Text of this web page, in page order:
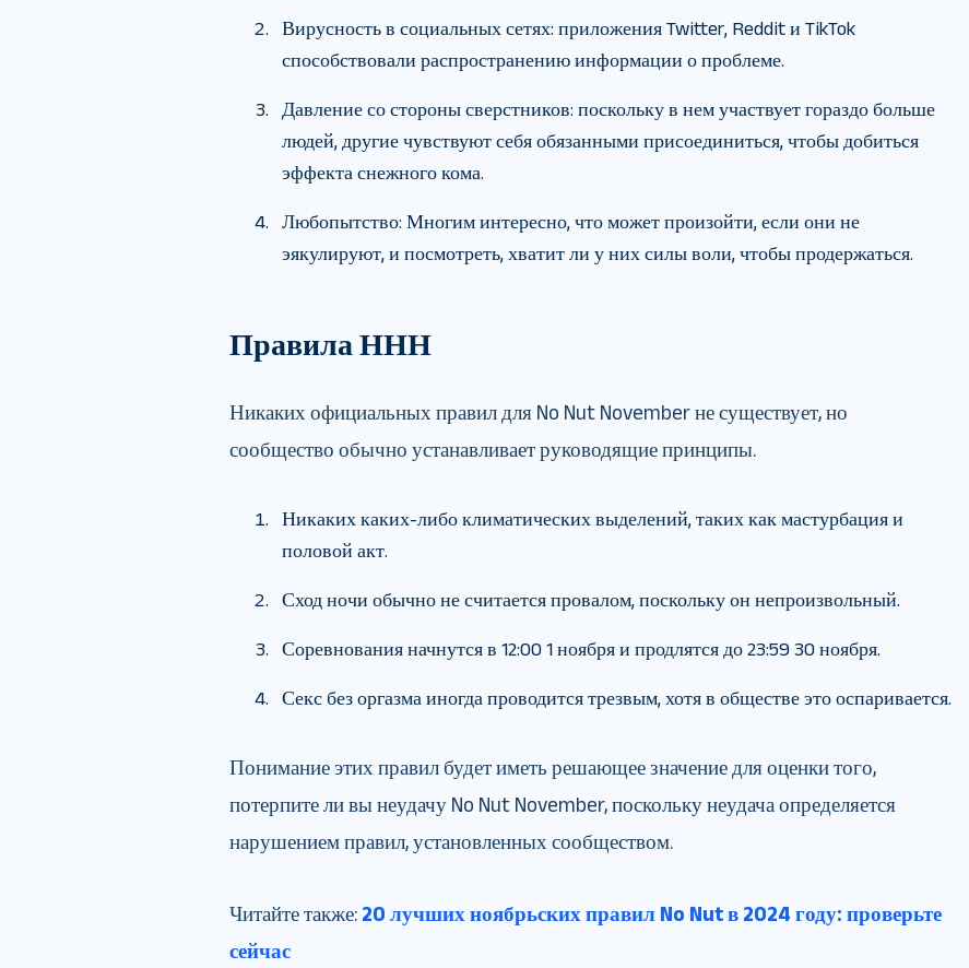
Вирусность в социальных сетях: приложения Twitter, Reddit и TikTok
способствовали распространению информации о проблеме.
Давление со стороны сверстников: поскольку в нем участвует гораздо больше
людей, другие чувствуют себя обязанными присоединиться, чтобы добиться
эффекта снежного кома.
Любопытство: Многим интересно, что может произойти, если они не
эякулируют, и посмотреть, хватит ли у них силы воли, чтобы продержаться.
Правила ННН
Никаких официальных правил для No Nut November не существует, но
сообщество обычно устанавливает руководящие принципы.
Никаких каких-либо климатических выделений, таких как мастурбация и
половой акт.
Сход ночи обычно не считается провалом, поскольку он непроизвольный.
Соревнования начнутся в 12:00 1 ноября и продлятся до 23:59 30 ноября.
Секс без оргазма иногда проводится трезвым, хотя в обществе это оспаривается.
Понимание этих правил будет иметь решающее значение для оценки того,
потерпите ли вы неудачу No Nut November, поскольку неудача определяется
нарушением правил, установленных сообществом.
Читайте также: 20 лучших ноябрьских правил No Nut в 2024 году: проверьте
сейчас